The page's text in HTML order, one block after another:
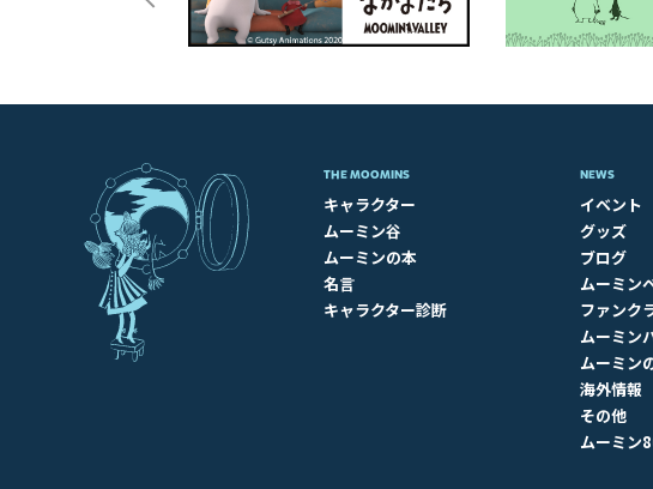
THE MOOMINS
キャラクター
ムーミン谷
ムーミンの本
名言
キャラクター診断
NEWS
イベント
グッズ
ブログ
ムーミン
ファンク
ムーミン
ムーミン
海外情報
その他
ムーミン